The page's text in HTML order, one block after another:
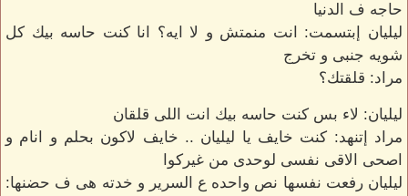
حاجه ف الدنيا
ليليان إبتسمت: انت منمتش و لا ايه؟ انا كنت حاسه بيك كل
شويه جنبى و تخرج
مراد: قلقتك؟
ليليان: لاء بس كنت حاسه بيك انت اللى قلقان
مراد إتنهد: كنت خايف يا ليليان .. خايف لاكون بحلم و انام و
اصحى الاقى نفسى لوحدى من غيركوا
ليليان رفعت نفسها نص واحده ع السرير و خدته هى ف حضنها: